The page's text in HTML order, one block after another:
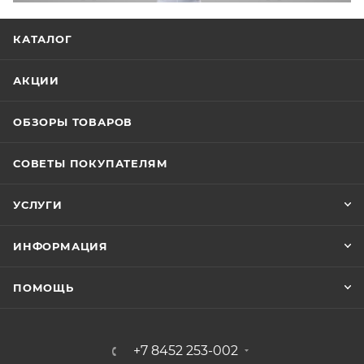
КАТАЛОГ
АКЦИИ
ОБЗОРЫ ТОВАРОВ
СОВЕТЫ ПОКУПАТЕЛЯМ
УСЛУГИ
ИНФОРМАЦИЯ
ПОМОЩЬ
+7 8452 253-002